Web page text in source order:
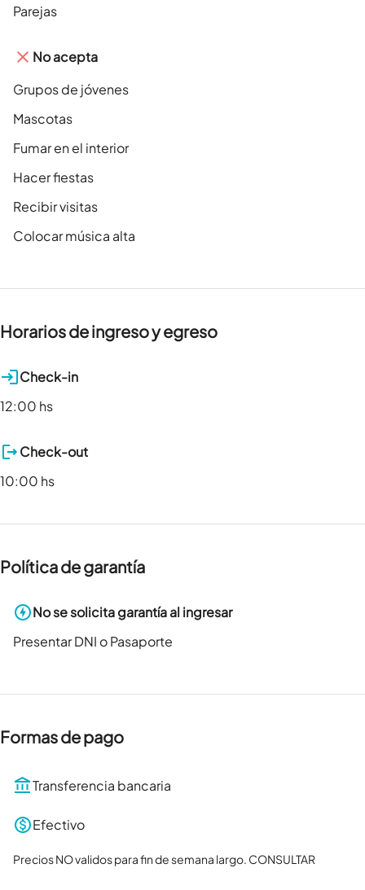
Parejas
No acepta
Grupos de jóvenes
Mascotas
Fumar en el interior
Hacer fiestas
Recibir visitas
Colocar música alta
Horarios de ingreso y egreso
Check-in
12:00 hs
Check-out
10:00 hs
Política de garantía
No se solicita garantía al ingresar
Presentar DNI o Pasaporte
Formas de pago
Transferencia bancaria
Efectivo
Precios NO validos para fin de semana largo. CONSULTAR